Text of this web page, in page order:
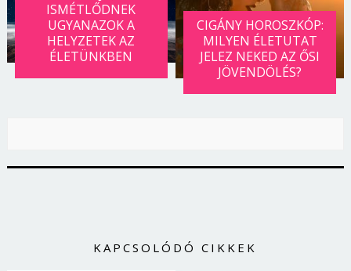
ISMÉTLŐDNEK
UGYANAZOK A
HELYZETEK AZ
ÉLETÜNKBEN
CIGÁNY HOROSZKÓP:
MILYEN ÉLETUTAT
JELEZ NEKED AZ ŐSI
JÖVENDÖLÉS?
KAPCSOLÓDÓ CIKKEK